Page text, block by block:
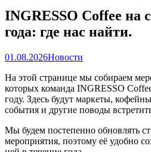
INGRESSO Coffee на
года: где нас найти.
01.08.2026Новости
На этой странице мы собираем
которых команда INGRESSO
году. Здесь будут маркеты,
события и другие поводы
Мы будем постепенно обновлять
мероприятия, поэтому её удобно